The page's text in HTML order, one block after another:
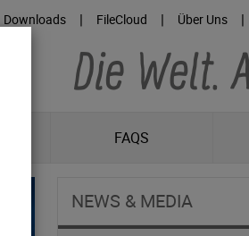
Downloads | FileCloud | Über Uns |
FAQS
NEWS & MEDIA